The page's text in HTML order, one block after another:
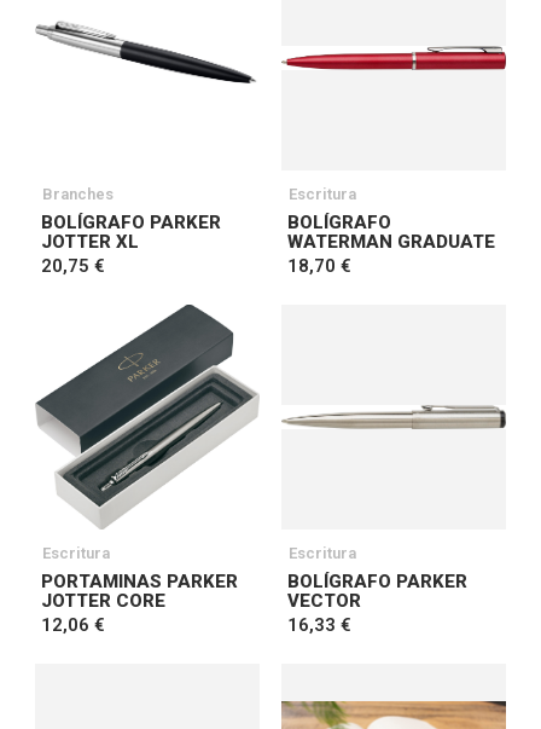
Branches
BOLÍGRAFO PARKER
JOTTER XL
20,75 €
Escritura
BOLÍGRAFO
WATERMAN GRADUATE
18,70 €
Escritura
PORTAMINAS PARKER
JOTTER CORE
12,06 €
Escritura
BOLÍGRAFO PARKER
VECTOR
16,33 €